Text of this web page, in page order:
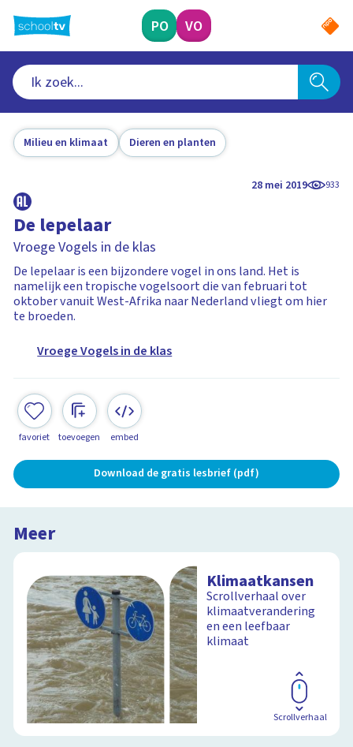
naar
hoofdinhoud
PO VO
Milieu en klimaat Dieren en planten
28 mei 2019 933
De lepelaar
Vroege Vogels in de klas
De lepelaar is een bijzondere vogel in ons land. Het is
namelijk een tropische vogelsoort die van februari tot
oktober vanuit West-Afrika naar Nederland vliegt om hier
te broeden.
Vroege Vogels in de klas
favoriet toevoegen embed
Download de gratis lesbrief (pdf)
Meer
Klimaatkansen
Scrollverhaal over
klimaatverandering
en een leefbaar
klimaat
Scrollverhaal